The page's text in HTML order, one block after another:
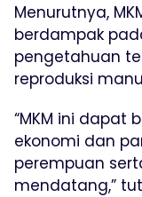
Menurutnya,
berdampak
pengetahuan
reproduksi
“MKM ini dapat
ekonomi dan
perempuan
mendatang,”